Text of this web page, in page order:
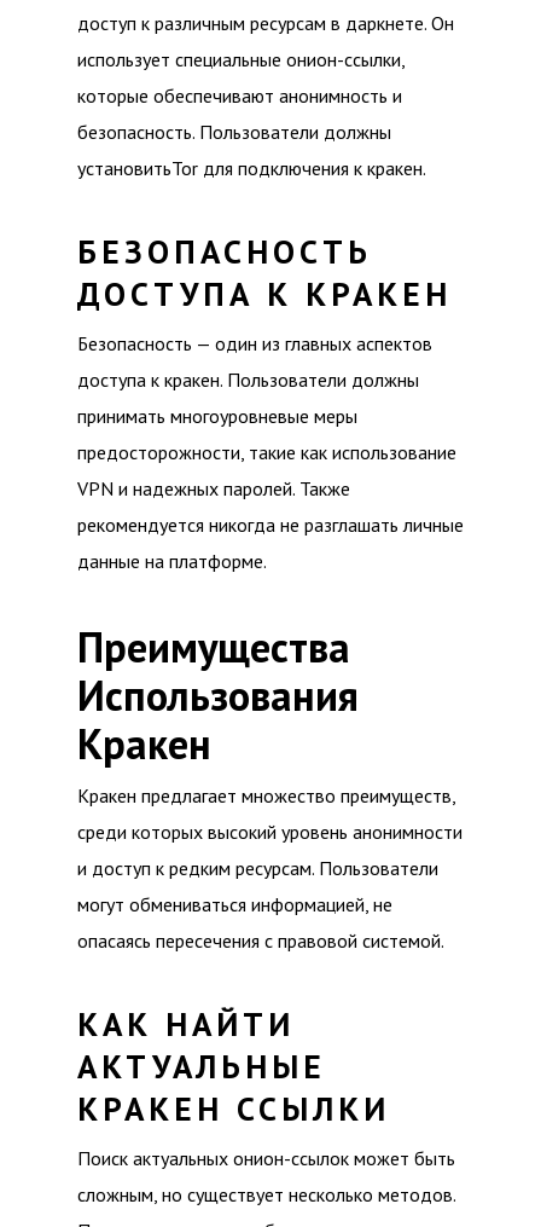
доступ к различным ресурсам в даркнете. Он
использует специальные онион-ссылки,
которые обеспечивают анонимность и
безопасность. Пользователи должны
установитьTor для подключения к кракен.
БЕЗОПАСНОСТЬ
ДОСТУПА К КРАКЕН
Безопасность — один из главных аспектов
доступа к кракен. Пользователи должны
принимать многоуровневые меры
предосторожности, такие как использование
VPN и надежных паролей. Также
рекомендуется никогда не разглашать личные
данные на платформе.
Преимущества
Использования
Кракен
Кракен предлагает множество преимуществ,
среди которых высокий уровень анонимности
и доступ к редким ресурсам. Пользователи
могут обмениваться информацией, не
опасаясь пересечения с правовой системой.
КАК НАЙТИ
АКТУАЛЬНЫЕ
КРАКЕН ССЫЛКИ
Поиск актуальных онион-ссылок может быть
сложным, но существует несколько методов.